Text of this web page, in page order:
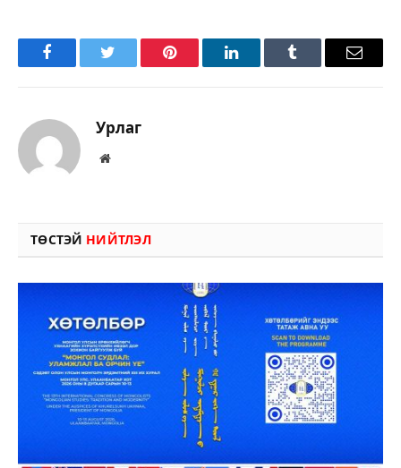
FacebookTwitter Pinterest LinkedInTumblr Имэйл
Урлаг
Вэбсайт
ТӨСТЭЙ НИЙТЛЭЛ